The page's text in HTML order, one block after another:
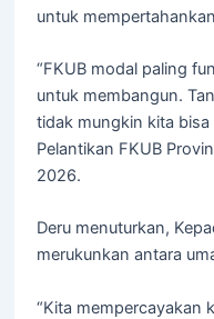
untuk
“FKUB modal paling
untuk membangun.
tidak mungkin kita bisa
Pelantikan FKUB
2026.
Deru menuturkan,
merukunkan antara
“Kita mempercayakan